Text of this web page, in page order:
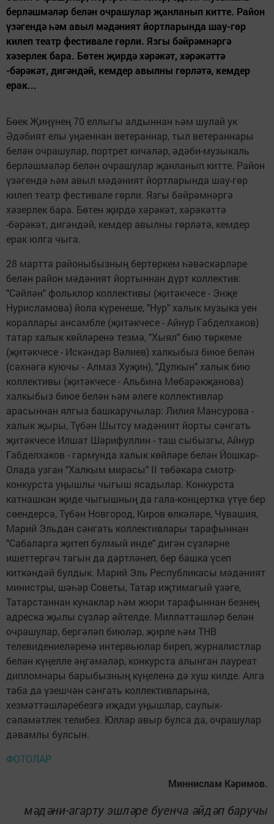
берләшмәләр белән очрашулар җанланып китте. Район
үзәгендә һәм авыл мәдәният йортларында шау-гөр
килеп театр фестивале гөрли. Язгы бәйрәмнәргә
хәзерлек бара. Бөтен җирдә хәрәкәт, хәрәкәттә
-бәрәкәт, дигәндәй, кемдер авылны гөрләтә, кемдер
ерак...
Бөек Җиңүнең 70 еллыгы алдыннан һәм шулай ук
Әдәбият елы уңаеннан ветераннар, тыл ветераннары
белән очрашулар, портрет кичәләр, әдәби-музыкаль
берләшмәләр белән очрашулар җанланып китте. Район
үзәгендә һәм авыл мәдәният йортларында шау-гөр
килеп театр фестивале гөрли. Язгы бәйрәмнәргә
хәзерлек бара. Бөтен җирдә хәрәкәт, хәрәкәттә
-бәрәкәт, дигәндәй, кемдер авылны гөрләтә, кемдер
ерак юлга чыга.
28 мартта районыбызның бертөркем һәвәскәрләре
белән район мәдәният йортыннан дүрт коллектив:
"Сәйлән" фольклор коллективы (җитәкчесе - Энҗе
Нурисламова) йола күренеше, "Нур" халык музыка уен
кораллары ансамбле (җитәкчесе - Айнур Габделхаков)
татар халык көйләренә тезмә, "Хыял" бию төркеме
(җитәкчесе - Искәндәр Вәлиев) халкыбыз биюе белән
(сәхнәгә куючы - Алмаз Хуҗин), "Дулкын" халык бию
коллективы (җитәкчесе - Альбина Мөбарәкҗанова)
халкыбыз биюе белән һәм әлеге коллективлар
арасыннан ялгыз башкаручылар: Лилия Мансурова -
халык җыры, Түбән Шытсу мәдәният йорты сәнгать
җитәкчесе Илшат Шәрифуллин - таш сыбызгы, Айнур
Габделхаков - гармунда халык көйләре белән Йошкар-
Олада узган "Халкым мирасы" II төбәкара смотр-
конкурста уңышлы чыгыш ясадылар. Конкурста
катнашкан җиде чыгышның да гала-концертка үтүе бер
сөендерсә, Түбән Новгород, Киров өлкәләре, Чувашия,
Марий Эльдан сәнгать коллективлары тарафыннан
"Сабаларга җитеп булмый инде" дигән сүзләрне
ишеттергәч тагын да дәртләнеп, бер башка үсеп
киткәндәй булдык. Марий Эль Республикасы мәдәният
министры, шәһәр Советы, Татар иҗтимагый үзәге,
Татарстаннан кунаклар һәм жюри тарафыннан безнең
адреска җылы сүзләр әйтелде. Милләттәшләр белән
очрашулар, бергәләп биюләр, җирле һәм ТНВ
телевидениеләренә интервьюлар биреп, журналистлар
белән күңелле әңгәмәләр, конкурста алынган лауреат
дипломнары барыбызның күңеленә дә хуш килде. Алга
таба да үзешчән сәнгать коллективларына,
хезмәттәшләребезгә иҗади уңышлар, саулык-
сәламәтлек телибез. Юллар авыр булса да, очрашулар
дәвамлы булсын.
ФОТОЛАР
Миннислам Кәримов.
мәдәни-агарту эшләре буенча әйдәп баручы